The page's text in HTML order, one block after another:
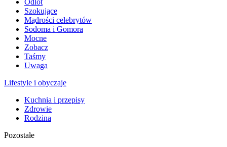
Szokujące
Mądrości celebrytów
Sodoma i Gomora
Mocne
Zobacz
Taśmy
Uwaga
Lifestyle i obyczaje
Kuchnia i przepisy
Zdrowie
Rodzina
Pozostałe